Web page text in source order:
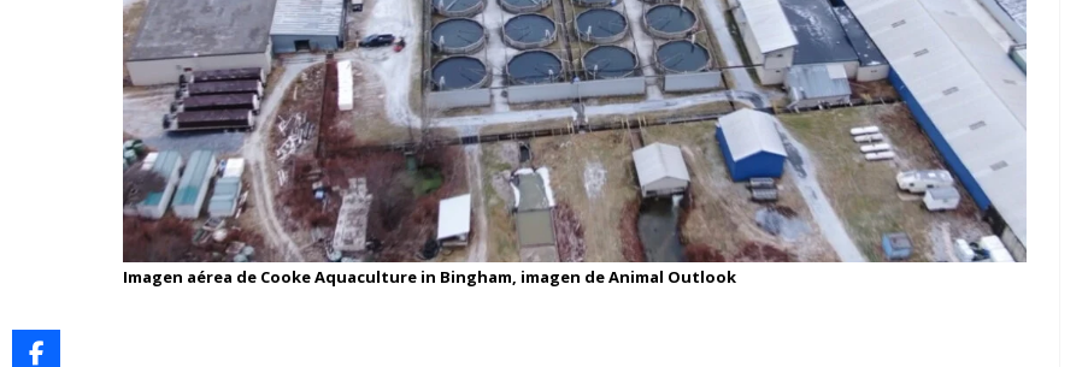
Imagen aérea de Cooke Aquaculture in Bingham, imagen de Animal Outlook